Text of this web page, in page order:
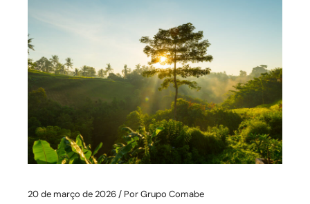
20 de março de 2026 PorGrupo Comabe